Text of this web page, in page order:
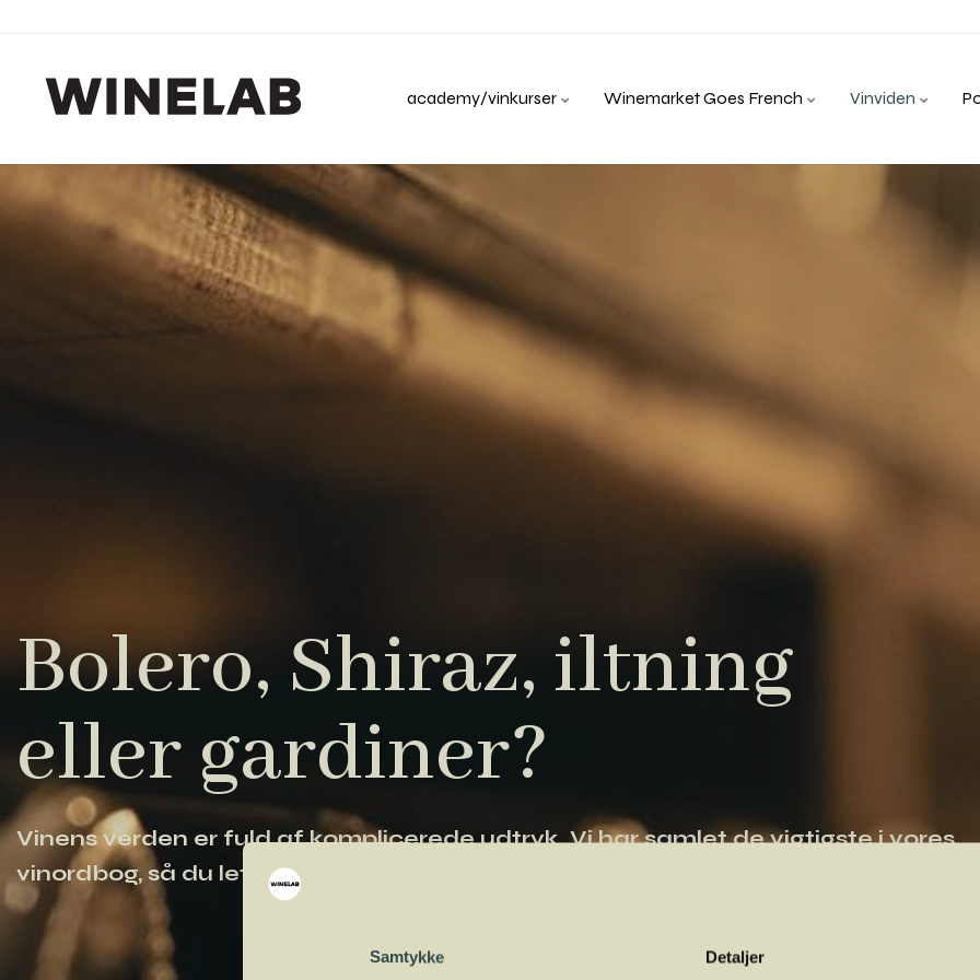
Samtykke Detaljer
academy/vinkurser Winemarket Goes French Vinviden
Bolero, Shiraz, iltning
eller gardiner?
Vinens verden er fuld af komplicerede udtryk. Vi har samlet de vigtigste i vores
vinordbog, så du lettere kan navigere og orientere dig.